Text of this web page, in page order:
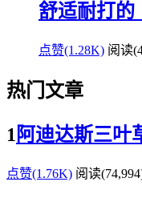
舒适耐打的
点赞(1.28K) 阅读
热门文章
1 阿迪达斯三叶
点赞(1.76K) 阅读